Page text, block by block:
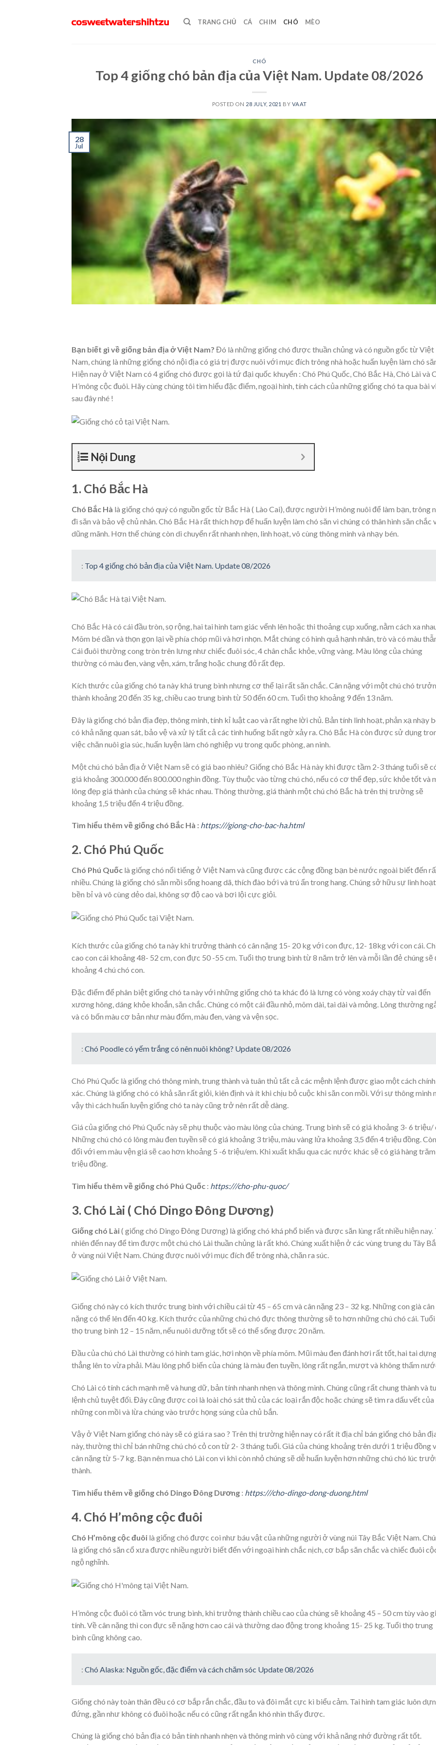
TRANG CHỦ CÁ CHIM CHÓ MÈO
CHÓ
Top 4 giống chó bản địa của Việt Nam. Update 08/2026
POSTED ON 28 JULY, 2021 BY VAAT
28
Jul
Bạn biết gì về giống bản địa ở Việt Nam? Đó là những giống chó được thuần chủng và có nguồn gốc từ Việt
Nam, chúng là những giống chó nội địa có giá trị được nuôi với mục đích trông nhà hoặc huấn luyện làm chó
Hiện nay ở Việt Nam có 4 giống chó được gọi là tứ đại quốc khuyển : Chó Phú Quốc, Chó Bắc Hà, Chó Lài và
H’mông cộc đuôi. Hãy cùng chúng tôi tìm hiểu đặc điểm, ngoại hình, tính cách của những giống chó ta qua bài
sau đây nhé !
Nội Dung
1. Chó Bắc Hà
Chó Bắc Hà là giống chó quý có nguồn gốc từ Bắc Hà ( Lào Cai), được người H’mông nuôi để làm bạn, trông
đi săn và bảo vệ chủ nhân. Chó Bắc Hà rất thích hợp để huấn luyện làm chó săn vì chúng có thân hình săn chắc
dũng mãnh. Hơn thế chúng còn di chuyển rất nhanh nhẹn, linh hoạt, vô cùng thông minh và nhạy bén.
: Top 4 giống chó bản địa của Việt Nam. Update 08/2026
Chó Bắc Hà có cái đầu tròn, sọ rộng, hai tai hình tam giác vểnh lên hoặc thi thoảng cụp xuống, nằm cách xa
Mõm bé dần và thọn gọn lại về phía chóp mũi và hơi nhọn. Mắt chúng có hình quả hạnh nhân, trò và có màu
Cái đuôi thường cong tròn trên lưng như chiếc đuôi sóc, 4 chân chắc khỏe, vững vàng. Màu lông của chúng
thường có màu đen, vàng vện, xám, trắng hoặc chung đỏ rất đẹp.
Kích thước của giống chó ta này khá trung bình nhưng cơ thể lại rất săn chắc. Cân nặng với một chú chó
thành khoảng 20 đến 35 kg, chiều cao trung bình từ 50 đến 60 cm. Tuổi thọ khoảng 9 đến 13 năm.
Đây là giống chó bản địa đẹp, thông minh, tính kỉ luật cao và rất nghe lời chủ. Bản tính linh hoạt, phản xạ nhạy
có khả năng quan sát, bảo vệ và xử lý tất cả các tình huống bất ngờ xảy ra. Chó Bắc Hà còn được sử dụng
việc chăn nuôi gia súc, huấn luyện làm chó nghiệp vụ trong quốc phòng, an ninh.
Một chú chó bản địa ở Việt Nam sẽ có giá bao nhiêu? Giống chó Bắc Hà này khi được tầm 2-3 tháng tuổi sẽ
giá khoảng 300.000 đến 800.000 nghìn đồng. Tùy thuộc vào từng chú chó, nếu có cơ thể đẹp, sức khỏe tốt và
lông đẹp giá thành của chúng sẽ khác nhau. Thông thường, giá thành một chú chó Bắc hà trên thị trường sẽ
khoảng 1,5 triệu đến 4 triệu đồng.
Tìm hiểu thêm về giống chó Bắc Hà : https:///giong-cho-bac-ha.html
2. Chó Phú Quốc
Chó Phú Quốc là giống chó nổi tiếng ở Việt Nam và cũng được các cộng đồng bạn bè nước ngoài biết đến
nhiều. Chúng là giống chó săn mồi sống hoang dã, thích đào bới và trú ẩn trong hang. Chúng sở hữu sự linh
bền bỉ và vô cùng dẻo dai, không sợ độ cao và bơi lội cực giỏi.
Kích thước của giống chó ta này khi trưởng thành có cân nặng 15- 20 kg với con đực, 12- 18kg với con cái.
cao con cái khoảng 48- 52 cm, con đực 50 -55 cm. Tuổi thọ trung bình từ 8 năm trở lên và mỗi lần đẻ chúng sẽ
khoảng 4 chú chó con.
Đặc điểm để phân biệt giống chó ta này với những giống chó ta khác đó là lưng có vòng xoáy chạy từ vai đến
xương hông, dáng khỏe khoắn, săn chắc. Chúng có một cái đầu nhỏ, mõm dài, tai dài và mỏng. Lông thường
và có bốn màu cơ bản như màu đốm, màu đen, vàng và vện sọc.
: Chó Poodle có yếm trắng có nên nuôi không? Update 08/2026
Chó Phú Quốc là giống chó thông minh, trung thành và tuân thủ tất cả các mệnh lệnh được giao một cách chính
xác. Chúng là giống chó có khả săn rất giỏi, kiên định và ít khi chịu bỏ cuộc khi săn con mồi. Với sự thông minh
vậy thì cách huấn luyện giống chó ta này cũng trở nên rất dễ dàng.
Giá của giống chó Phú Quốc này sẽ phụ thuộc vào màu lông của chúng. Trung bình sẽ có giá khoảng 3- 6 triệu/
Những chú chó có lông màu đen tuyền sẽ có giá khoảng 3 triệu, màu vàng lửa khoảng 3,5 đến 4 triệu đồng. Còn
đối với em màu vện giá sẽ cao hơn khoảng 5 -6 triệu/em. Khi xuất khẩu qua các nước khác sẽ có giá hàng trăm
triệu đồng.
Tìm hiểu thêm về giống chó Phú Quốc : https:///cho-phu-quoc/
3. Chó Lài ( Chó Dingo Đông Dương)
Giống chó Lài( giống chó Dingo Đông Dương) là giống chó khá phổ biến và được săn lùng rất nhiều hiện nay.
nhiên đến nay để tìm được một chú chó Lài thuần chủng là rất khó. Chúng xuất hiện ở các vùng trung du Tây
ở vùng núi Việt Nam. Chúng được nuôi với mục đích để trông nhà, chăn ra súc.
Giống chó này có kích thước trung bình với chiều cái từ 45 – 65 cm và cân nặng 23 – 32 kg. Những con già cân
nặng có thể lên đến 40 kg. Kích thước của những chú chó đực thông thường sẽ to hơn những chú chó cái. Tuổi
thọ trung bình 12 – 15 năm, nếu nuôi dưỡng tốt sẽ có thể sống được 20 năm.
Đầu của chú chó Lài thường có hình tam giác, hơi nhọn về phía mõm. Mũi màu đen đánh hơi rất tốt, hai tai
thẳng lên to vừa phải. Màu lông phổ biến của chúng là màu đen tuyền, lông rất ngắn, mượt và không thấm
Chó Lài có tính cách mạnh mẽ và hung dữ, bản tính nhanh nhẹn và thông minh. Chúng cũng rất chung thành và
lệnh chủ tuyệt đối. Đây cũng được coi là loài chó sát thủ của các loại rắn độc hoặc chúng sẽ tìm ra dấu vết của
những con mồi và lừa chúng vào trước họng súng của chủ bắn.
Vậy ở Việt Nam giống chó này sẽ có giá ra sao ? Trên thị trường hiện nay có rất ít địa chỉ bán giống chó bản
này, thường thì chỉ bán những chú chó cỏ con từ 2- 3 tháng tuổi. Giá của chúng khoảng trên dưới 1 triệu đồng
cân nặng từ 5-7 kg. Bạn nên mua chó Lài con vì khi còn nhỏ chúng sẽ dễ huấn luyện hơn những chú chó lúc
thành.
Tìm hiểu thêm về giống chó Dingo Đông Dương : https:///cho-dingo-dong-duong.html
4. Chó H’mông cộc đuôi
Chó H’mông cộc đuôi là giống chó được coi như báu vật của những người ở vùng núi Tây Bắc Việt Nam.
là giống chó săn cổ xưa được nhiều người biết đến với ngoại hình chắc nịch, cơ bắp săn chắc và chiếc đuôi
ngộ nghĩnh.
H’mông cộc đuôi có tầm vóc trung bình, khi trưởng thành chiều cao của chúng sẽ khoảng 45 – 50 cm tùy vào
tính. Về cân nặng thì con đực sẽ nặng hơn cao cái và thường dao động trong khoảng 15- 25 kg. Tuổi thọ trung
bình cũng không cao.
: Chó Alaska: Nguồn gốc, đặc điểm và cách chăm sóc Update 08/2026
Giống chó này toàn thân đều có cơ bắp rắn chắc, đầu to và đôi mắt cực kì biểu cảm. Tai hình tam giác luôn
đứng, gần như không có đuôi hoặc nếu có cũng rất ngắn khó nhìn thấy được.
Chúng là giống chó bản địa có bản tính nhanh nhẹn và thông minh vô cùng với khả năng nhớ đường rất tốt.